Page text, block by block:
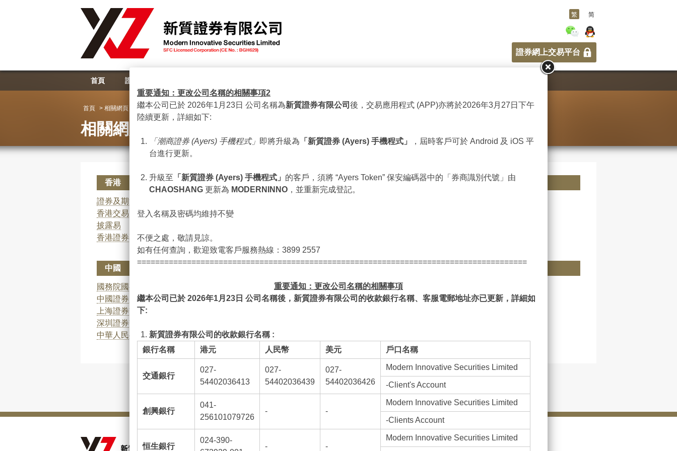
繁 简
證券網上交易平台
首頁 證券業務
首頁 > 相關網頁
相關網頁
香港
證券及期貨事務監察委員會
香港交易所
披露易
香港證券專業學會
中國
國務院國有資產監督管理委員會
中國證券監督管理委員會
上海證券交易所
深圳證券交易所
中華人民共和國商務部
重要通知：更改公司名稱的相關事項2
繼本公司已於 2026年1月23日 公司名稱為新質證券有限公司 後，交易應用程式 (APP)亦將於2026年3月27日下午
陸續更新，詳細如下:
「潮商證券(Ayers) 手機程式」 即將升級為 「新質證券 (Ayers) 手機程式」
，屆時客戶可於 Android 及 iOS 平
台進行更新。
升級至 「新質證券 (Ayers) 手機程式」 的客戶，須將 “Ayers Token” 保安編碼器中的「券商識別代號」由
CHAOSHANG 更新為 MODERNINNO ，並重新完成登記。
登入名稱及密碼均維持不變
不便之處，敬請見諒。
如有任何查詢，歡迎致電客戶服務熱線：3899 2557
======================================================================================
重要通知：更改公司名稱的相關事項
繼本公司已於 2026年1月23 日 公司名稱後，新質證券有限公司的收款銀行名稱、客服電郵地址亦已更新，詳細如
下:
新質證券有限公司的收款銀行名稱 :
銀行名稱
港元 人民幣 美元 戶口名稱
交通銀行
027-
54402036413
027-
54402036439
027-
54402036426
Modern Innovative Securities Limited
-Client's Account
創興銀行
041-
256101079726
- -
Modern Innovative Securities Limited
-Clients Account
恒生銀行
024-390-
- -
Modern Innovative Securities Limited